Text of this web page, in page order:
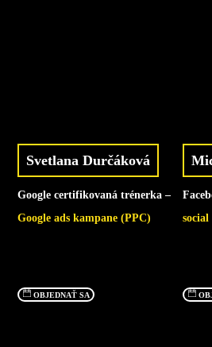
Svetlana Durčáková
Google certifikovaná trénerka –
Google ads kampane (PPC)
OBJEDNAŤ SA